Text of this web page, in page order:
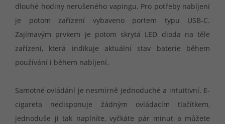
dlouhé hodiny nerušeného vapingu. Pro potřeby nabíjení
je potom zařízení vybaveno portem typu USB-C.
Zajímavým prvkem je potom skrytá LED dioda na těle
zařízení, která indikuje aktuální stav baterie během
používání i během nabíjení.
Samotné ovládání je nesmírně jednoduché a intuitivní. E-
cigareta nedisponuje žádným ovládacím tlačítkem,
jednoduše ji tak naplníte, vyčkáte pár minut a můžete